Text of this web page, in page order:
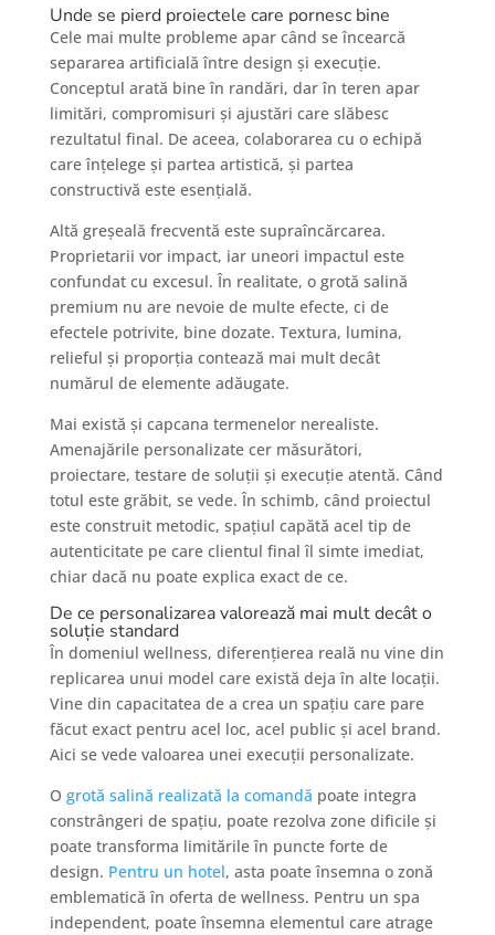
Unde se pierd proiectele care pornesc bine
Cele mai multe probleme apar când se încearcă
separarea artificială între design și execuție.
Conceptul arată bine în randări, dar în teren apar
limitări, compromisuri și ajustări care slăbesc
rezultatul final. De aceea, colaborarea cu o echipă
care înțelege și partea artistică, și partea
constructivă este esențială.
Altă greșeală frecventă este supraîncărcarea.
Proprietarii vor impact, iar uneori impactul este
confundat cu excesul. În realitate, o grotă salină
premium nu are nevoie de multe efecte, ci de
efectele potrivite, bine dozate. Textura, lumina,
relieful și proporția contează mai mult decât
numărul de elemente adăugate.
Mai există și capcana termenelor nerealiste.
Amenajările personalizate cer măsurători,
proiectare, testare de soluții și execuție atentă. Când
totul este grăbit, se vede. În schimb, când proiectul
este construit metodic, spațiul capătă acel tip de
autenticitate pe care clientul final îl simte imediat,
chiar dacă nu poate explica exact de ce.
De ce personalizarea valorează mai mult decât o
soluție standard
În domeniul wellness, diferențierea reală nu vine din
replicarea unui model care există deja în alte locații.
Vine din capacitatea de a crea un spațiu care pare
făcut exact pentru acel loc, acel public și acel brand.
Aici se vede valoarea unei execuții personalizate.
O grotă salină realizată la comandă poate integra
constrângeri de spațiu, poate rezolva zone dificile și
poate transforma limitările în puncte forte de
design. Pentru un hotel, asta poate însemna o zonă
emblematică în oferta de wellness. Pentru un spa
independent, poate însemna elementul care atrage